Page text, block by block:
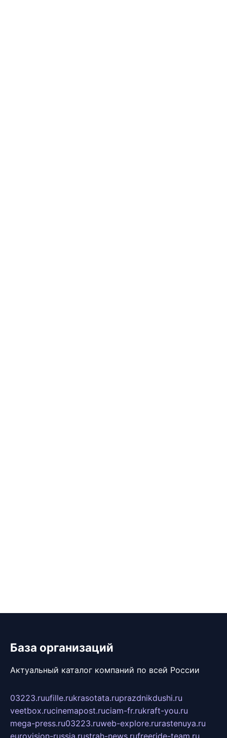
База организаций
Актуальный каталог компаний по всей России
03223.ruufille.rukrasotata.ruprazdnikdushi.ru
veetbox.rucinemapost.ruciam-fr.rukraft-you.ru
mega-press.ru03223.ruweb-explore.rurastenuya.ru
eurovision-russia.rustrah-news.rufreeride-team.ru